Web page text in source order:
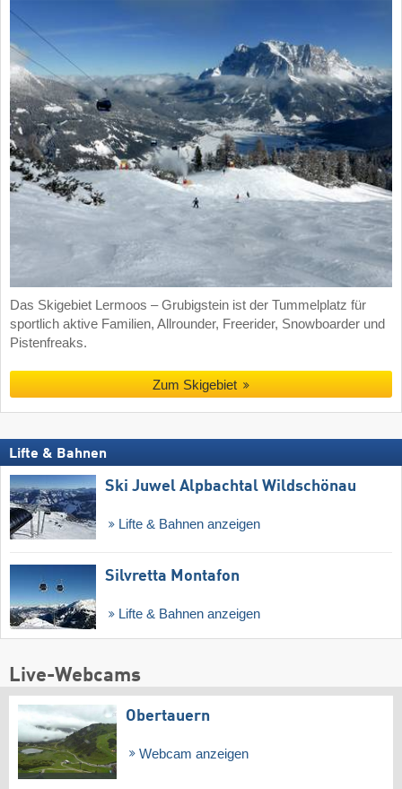
Das Skigebiet Lermoos – Grubigstein ist der Tummelplatz für
sportlich aktive Familien, Allrounder, Freerider, Snowboarder und
Pistenfreaks.
Zum Skigebiet
Lifte & Bahnen
Ski Juwel Alpbachtal Wildschönau
Lifte & Bahnen anzeigen
Silvretta Montafon
Lifte & Bahnen anzeigen
Live-Webcams
Obertauern
Webcam anzeigen